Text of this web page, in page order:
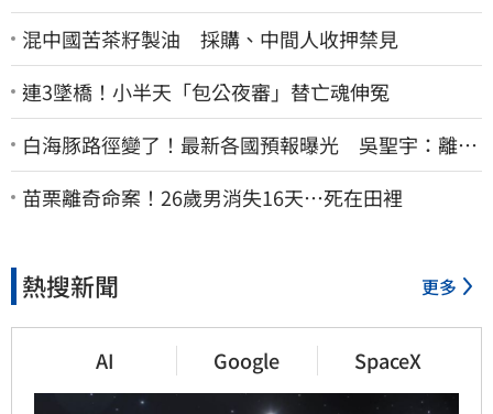
混中國苦茶籽製油 採購、中間人收押禁見
連3墜橋！小半天「包公夜審」替亡魂伸冤
白海豚路徑變了！最新各國預報曝光 吳聖宇：離台
灣又更近一點
苗栗離奇命案！26歲男消失16天…死在田裡
熱搜新聞 更多
AI Google SpaceX